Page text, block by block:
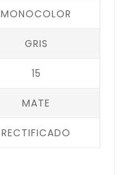
MONOCOLOR
GRIS
15
MATE
RECTIFICADO